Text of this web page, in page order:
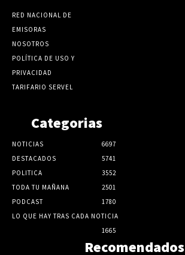
RED NACIONAL DE
EMISORAS
NOSOTROS
POLÍTICA DE USO Y
PRIVACIDAD
TARIFARIO SERVEL
Categorias
NOTICIAS
6697
DESTACADOS
5741
POLITICA
3552
TODA TU MAÑANA
2501
PODCAST
1780
LO QUE HAY TRAS CADA NOTICIA
1665
Recomendados